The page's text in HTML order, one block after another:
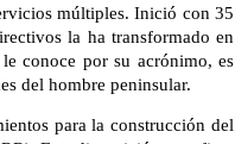
múltiples. Inició con 35
la ha transformado en
conoce por su acrónimo, es
del hombre peninsular.
para la construcción del